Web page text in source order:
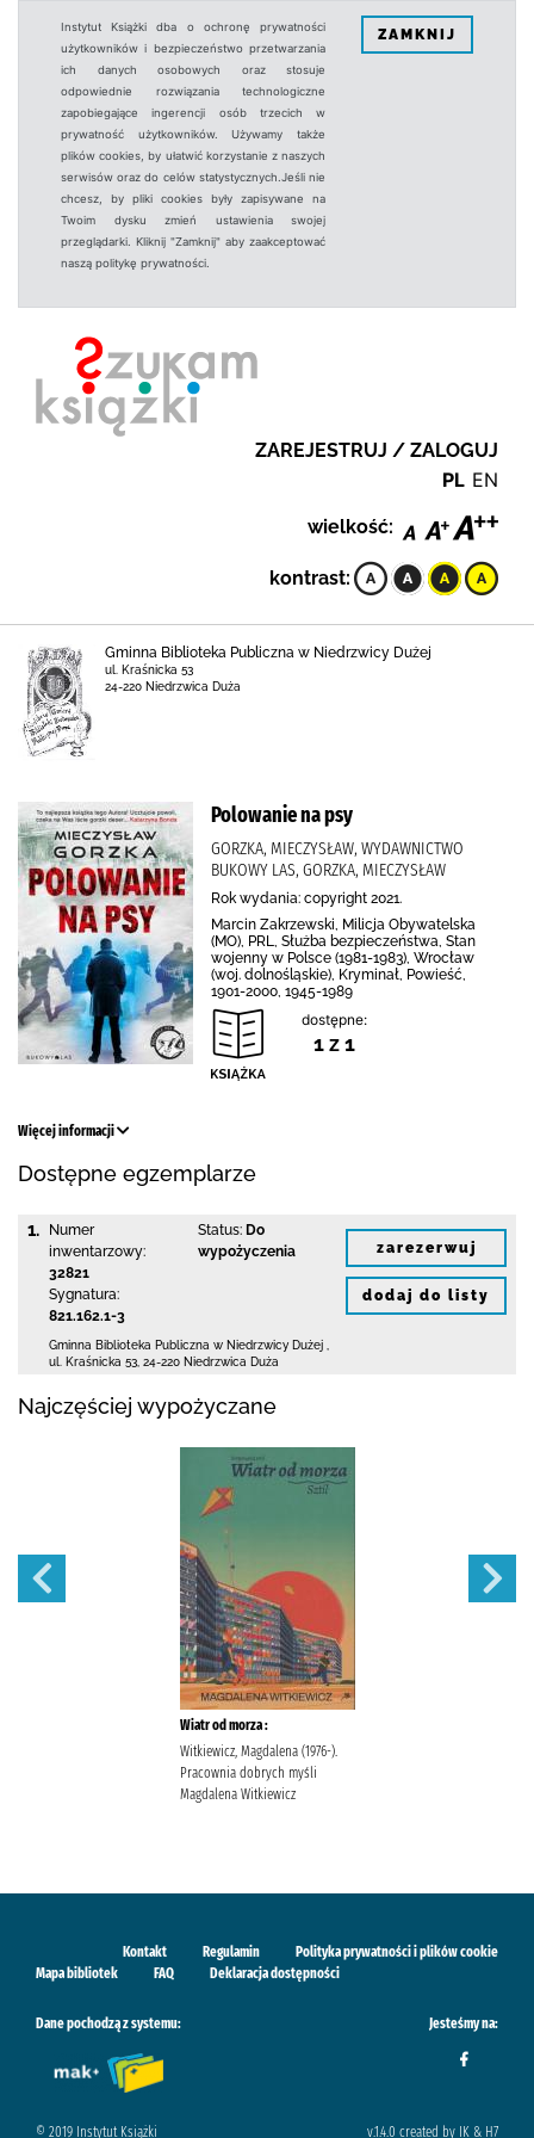
Instytut Książki dba o ochronę prywatności
użytkowników i bezpieczeństwo przetwarzania
ich danych osobowych oraz stosuje
odpowiednie rozwiązania technologiczne
zapobiegające ingerencji osób trzecich w
prywatność użytkowników. Używamy także
plików cookies, by ułatwić korzystanie z naszych
serwisów oraz do celów statystycznych.Jeśli nie
chcesz, by pliki cookies były zapisywane na
Twoim dysku zmień ustawienia swojej
przeglądarki. Kliknij "Zamknij" aby zaakceptować
naszą politykę prywatności.
ZAMKNIJ
ZAREJESTRUJ / ZALOGUJ
PL EN
wielkość:
kontrast:
Gminna Biblioteka Publiczna w Niedrzwicy Dużej
ul. Kraśnicka 53
24-220 Niedrzwica Duża
Polowanie na psy
GORZKA, MIECZYSŁAW, WYDAWNICTWO
BUKOWY LAS, GORZKA, MIECZYSŁAW
Rok wydania: copyright 2021.
Marcin Zakrzewski, Milicja Obywatelska
(MO), PRL, Służba bezpieczeństwa, Stan
wojenny w Polsce (1981-1983), Wrocław
(woj. dolnośląskie), Kryminał, Powieść,
1901-2000, 1945-1989
dostępne:
1 z 1
Więcej informacji
Dostępne egzemplarze
1.
Numer
inwentarzowy:
32821
Sygnatura:
821.162.1-3
Status: Do
wypożyczenia
Gminna Biblioteka Publiczna w Niedrzwicy Dużej
ul. Kraśnicka 53 24-220 Niedrzwica Duża
zarezerwuj
dodaj do listy
Najczęściej wypożyczane
Wiatr od morza :
Witkiewicz, Magdalena (1976-).
Pracownia dobrych myśli
Magdalena Witkiewicz
Kontakt Regulamin
Polityka prywatności i plików cookie
Mapa bibliotek
FAQ Deklaracja dostępności
Dane pochodzą z systemu: Jesteśmy na:
© 2019 Instytut Książki v.1.4.0 created by IK & H7